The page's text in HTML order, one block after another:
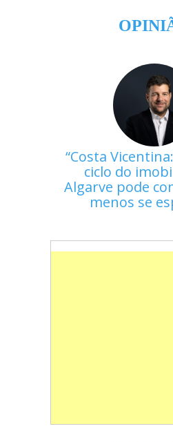
Costa
ciclo do
Algarve pode
menos se